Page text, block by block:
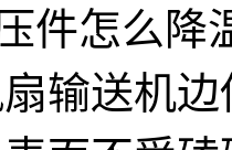
件怎么降
输送机